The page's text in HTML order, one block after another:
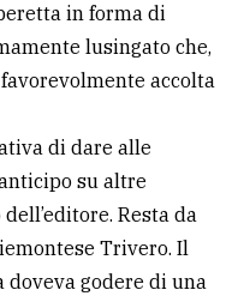
in forma di
lusingato che,
accolta
di dare alle
su altre
Resta da
Trivero. Il
doveva godere di una